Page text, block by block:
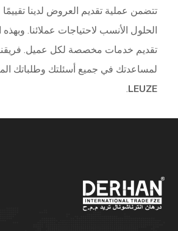
تتضمن عملية تقديم العروض لدينا
الحلول الأنسب لاحتياجات عملائنا. وبهذه
تقديم خدمات مخصصة لكل عميل.
لمساعدتك في جميع أسئلتك وطلباتك
LEUZE
.